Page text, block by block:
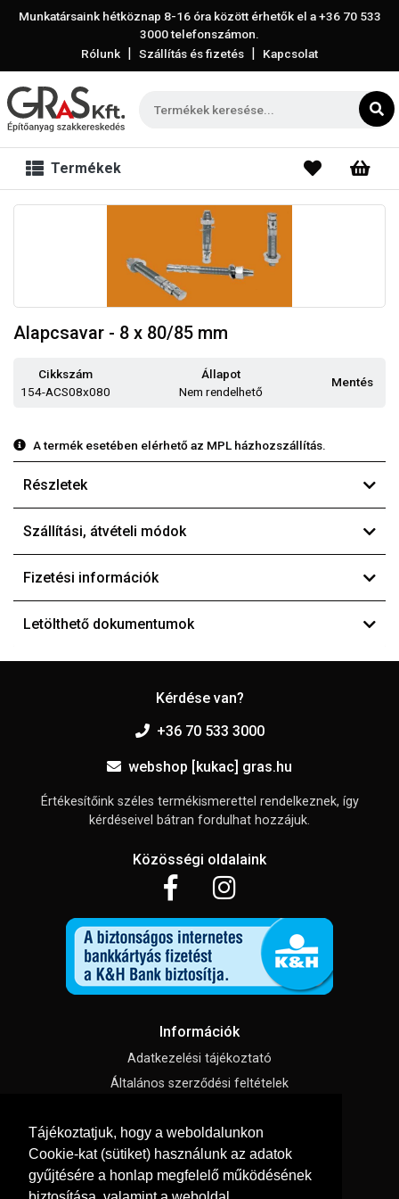
Tájékoztatjuk, hogy a weboldalunkon
Cookie-kat (sütiket) használunk az adatok
gyűjtésére a honlap megfelelő működésének
Munkatársaink hétköznap 8-16 óra között érhetők el a+36 70 533
3000telefonszámon.
Rólunk | Szállítás és fizetés | Kapcsolat
Termékek
Alapcsavar - 8 x 80/85 mm
Cikkszám
154-ACS08x080
Állapot
Nem rendelhető
Mentés
A termék esetében elérhető az MPL házhozszállítás.
Részletek
Szállítási, átvételi módok
Fizetési információk
Letölthető dokumentumok
Kérdése van?
+36 70 533 3000
webshop [kukac] gras.hu
Értékesítőink széles termékismerettel rendelkeznek, így
kérdéseivel bátran fordulhat hozzájuk.
Közösségi oldalaink
Információk
Adatkezelési tájékoztató
Általános szerződési feltételek
Süti beállítások
Menü